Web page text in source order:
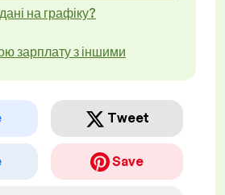
на графіку?
зарплату з іншими
Tweet
Save